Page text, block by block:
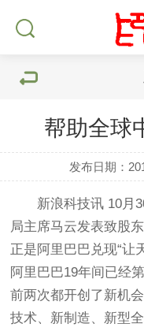
帮助全球
发布日期：
新浪科技讯 10月30
局主席马云发表致股
正是阿里巴巴兑现“让
阿里巴巴19年间已经
前两次都开创了新机
技术、新制造、新型